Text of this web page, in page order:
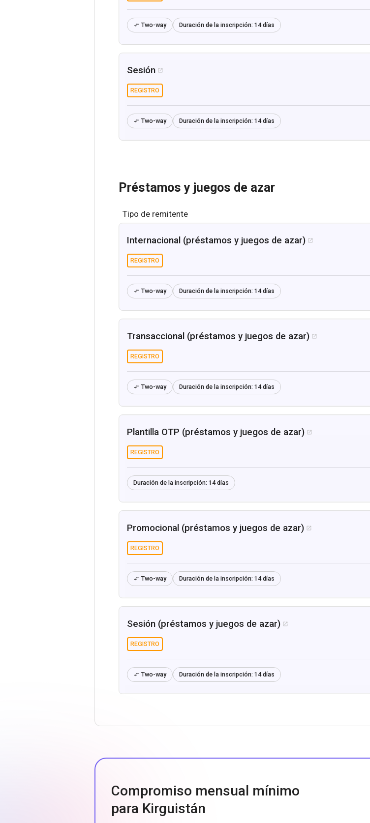
 Two-way Duración de la inscripción: 14 días
Sesión 
REGISTRO
 Two-way Duración de la inscripción: 14 días
Préstamos y juegos de azar
Tipo de remitente
Internacional (préstamos y juegos de azar) 
REGISTRO
 Two-way Duración de la inscripción: 14 días
Transaccional (préstamos y juegos de azar) 
REGISTRO
 Two-way Duración de la inscripción: 14 días
Plantilla OTP (préstamos y juegos de azar) 
REGISTRO
Duración de la inscripción: 14 días
Promocional (préstamos y juegos de azar) 
REGISTRO
 Two-way Duración de la inscripción: 14 días
Sesión (préstamos y juegos de azar) 
REGISTRO
 Two-way Duración de la inscripción: 14 días
Compromiso mensual mínimo
para Kirguistán